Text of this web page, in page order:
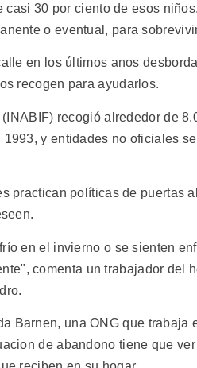
casi 30 por ciento de esos
o eventual, para
en los últimos anos
recogen para ayudarlos.
recogió alrededor de
y entidades no oficiales
practican políticas de puertas
en el invierno o se sienten
comenta un trabajador del
Barnen, una ONG que trabaja
de abandono tiene que ver